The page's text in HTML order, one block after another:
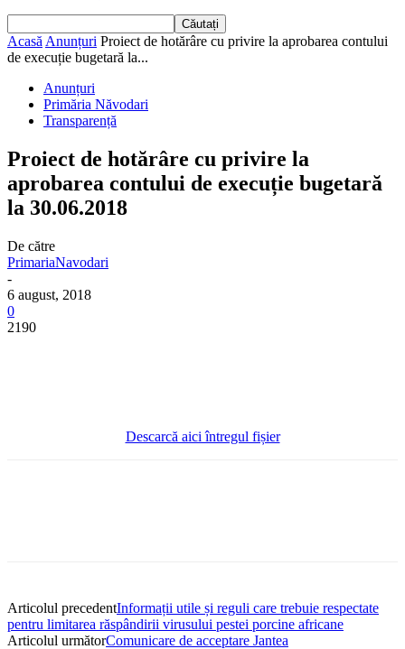
Acasă Anunțuri Proiect de hotărâre cu privire la aprobarea contului
de execuție bugetară la...
Anunțuri
Primăria Năvodari
Transparență
Proiect de hotărâre cu privire la
aprobarea contului de execuție bugetară
la 30.06.2018
De către
PrimariaNavodari
-
6 august, 2018
0
2190
Descarcă aici întregul fișier
Articolul precedentInformații utile și reguli care trebuie respectate
pentru limitarea răspândirii virusului pestei porcine africane
Articolul următorComunicare de acceptare Jantea